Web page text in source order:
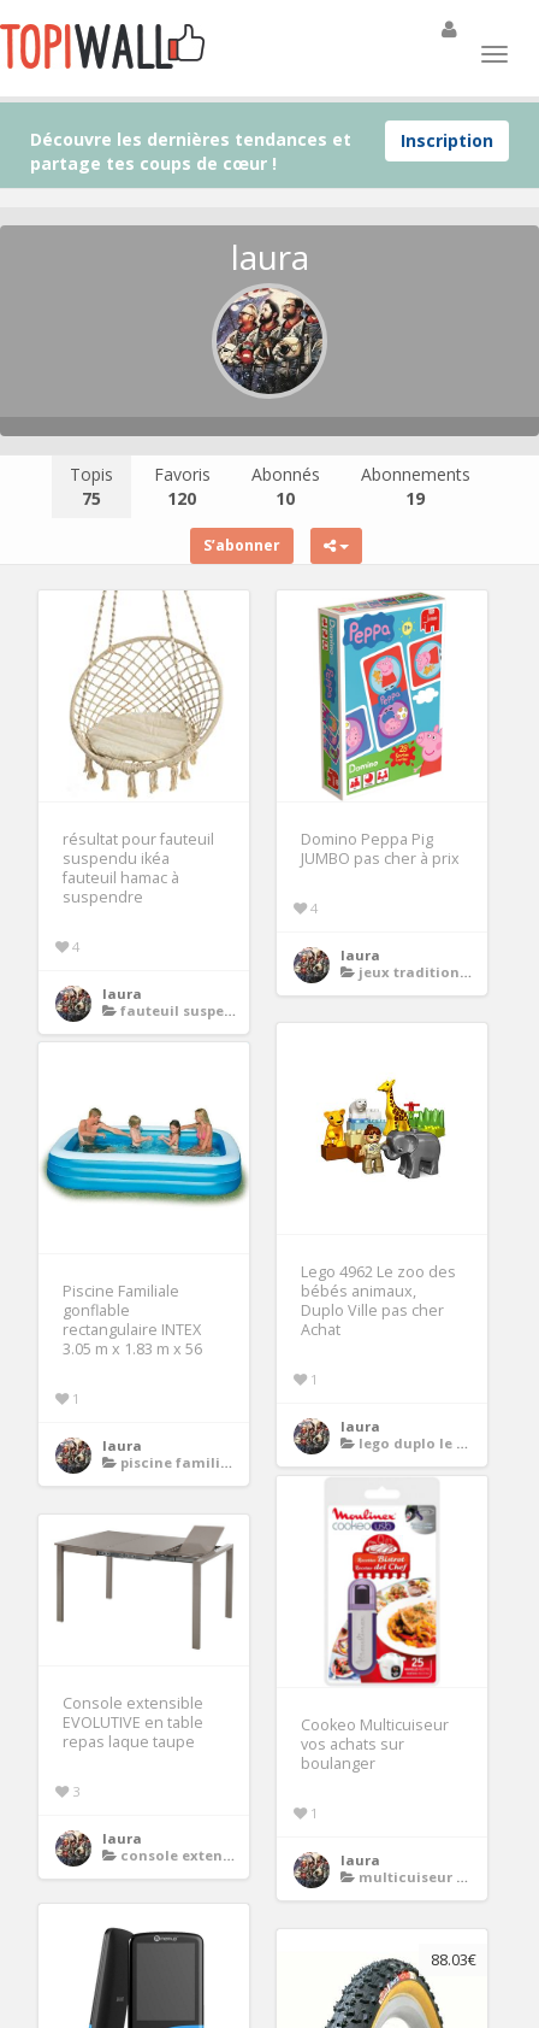
Inscription
Découvre les dernières tendances et
partage tes coups de cœur !
laura
Topis
75
Favoris
120
Abonnés
10
Abonnements
19
S’abonner
résultat pour fauteuil
suspendu ikéa
fauteuil hamac à
suspendre
4
laura
fauteuil suspendu
Domino Peppa Pig
JUMBO pas cher à prix
4
laura
jeux traditionnels
Lego 4962 Le zoo des
bébés animaux,
Duplo Ville pas cher
Achat
1
laura
lego duplo le zoo
Piscine Familiale
gonflable
rectangulaire INTEX
3.05 m x 1.83 m x 56
1
laura
piscine familiale
Cookeo Multicuiseur
vos achats sur
boulanger
1
laura
multicuiseur cookeo
Console extensible
EVOLUTIVE en table
repas laque taupe
3
laura
console extensible
88.03€